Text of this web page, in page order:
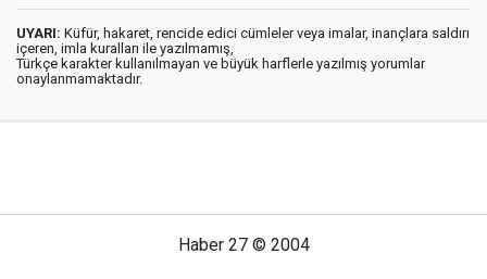
UYARI: Küfür, hakaret, rencide edici cümleler veya imalar, inançlara saldırı
içeren, imla kuralları ile yazılmamış,
Türkçe karakter kullanılmayan ve büyük harflerle yazılmış yorumlar
onaylanmamaktadır.
Haber 27 © 2004